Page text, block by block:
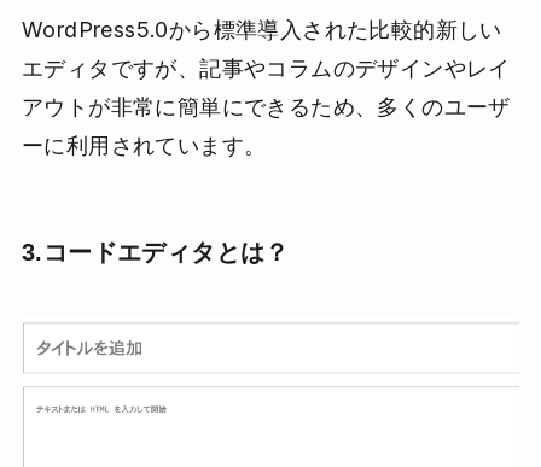
WordPress5.0から標準導入された比較的新しい
エディタですが、記事やコラムのデザインやレイ
アウトが非常に簡単にできるため、多くのユーザ
ーに利用されています。
3.コードエディタとは？